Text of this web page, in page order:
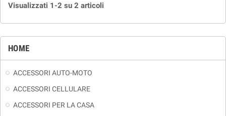
HOME
ACCESSORI AUTO-MOTO
ACCESSORI CELLULARE
ACCESSORI PER LA CASA
Visualizzati 1-2 su 2 articoli